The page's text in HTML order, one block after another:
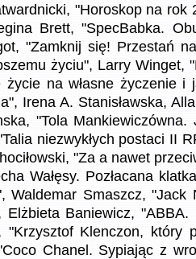
"Horoskop na rok
Brett, "SpecBabka.
"Zamknij się! Przestań
życiu", Larry Winget,
życie na własne życzenie i
Irena A. Stanisławska,
"Tola
niezwykłych postaci II
"Za a nawet
Wałęsy. Pozłacana
Waldemar Smaszcz, "Jack
Elżbieta Baniewicz, "ABBA.
Klenczon, który
Chanel. Sypiając z